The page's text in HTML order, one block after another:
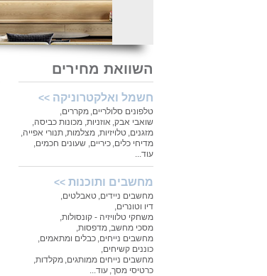
השוואת מחירים
חשמל ואלקטרוניקה >>
טלפונים סלולריים, מקררים,
שואבי אבק, אוזניות, מכונות כביסה,
מזגנים, טלויזיות, מצלמות, תנורי אפייה,
מדיחי כלים, כיריים, שעונים חכמים,
עוד...
מחשבים ותוכנות >>
מחשבים ניידים, טאבלטים,
דיו וטונרים,
משחקי טלוויזיה - קונסולות,
מסכי מחשב, מדפסות,
מחשבים נייחים, כבלים ומתאמים,
כוננים קשיחים,
מחשבים נייחים ממותגים, מקלדות,
כרטיסי מסך, עוד...